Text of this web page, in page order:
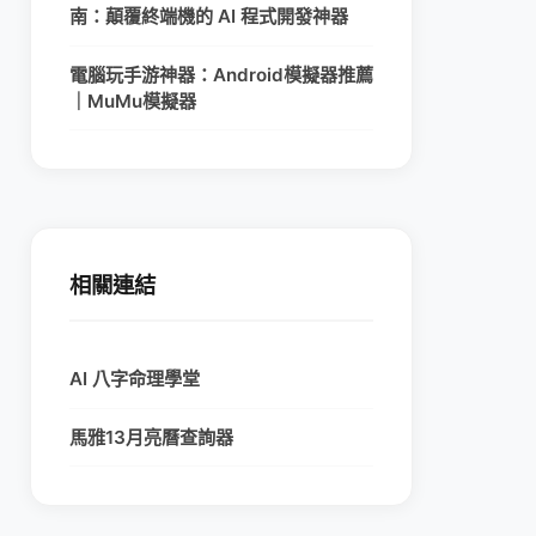
南：顛覆終端機的 AI 程式開發神器
電腦玩手游神器：Android模擬器推薦
｜MuMu模擬器
相關連結
AI 八字命理學堂
馬雅13月亮曆查詢器